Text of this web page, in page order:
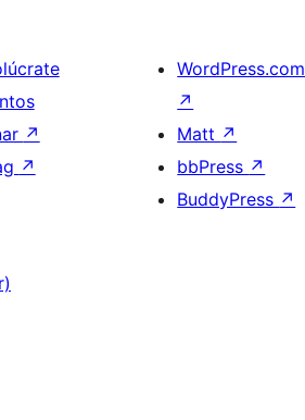
↗
↗
WordPress.com
↗
Matt ↗
bbPress ↗
BuddyPress ↗